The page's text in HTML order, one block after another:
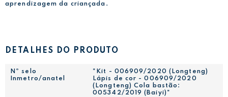
aprendizagem da criançada.
DETALHES DO PRODUTO
Nº selo
Inmetro/anatel
"Kit - 006909/2020 (Longteng)
Lápis de cor - 006909/2020
(Longteng) Cola bastão:
005342/2019 (Baiyi)"